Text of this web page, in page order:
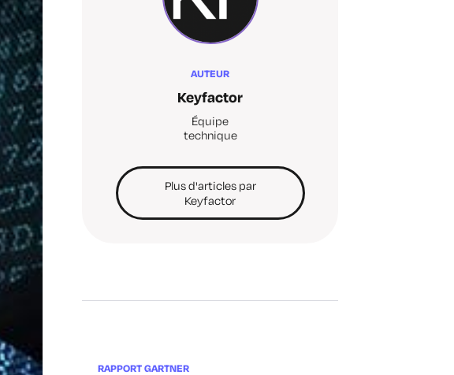
AUTEUR
Keyfactor
Équipe
technique
Plus d'articles par
Keyfactor
RAPPORT GARTNER